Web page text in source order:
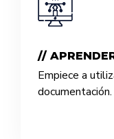
//
Empiece a
documentación.